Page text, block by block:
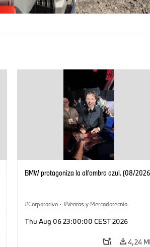
BMW protagoniza la alfombra azul. (08/
Corporativo · Ventas y Mercadotecnia
Thu Aug 06 23:00:00 CEST 2026
4,24